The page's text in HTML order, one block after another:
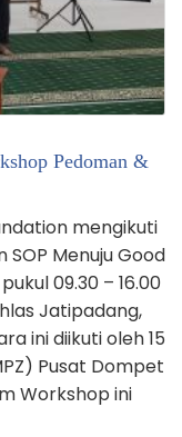
Pedoman &
mengikuti
Menuju Good
09.30 – 16.00
Jatipadang,
ini diikuti oleh 15
Pusat Dompet
Workshop ini